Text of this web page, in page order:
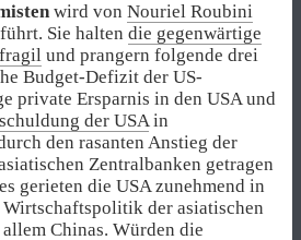
wird von Nouriel Roubini
Sie halten die gegenwärtige
und prangern folgende drei
Budget-Defizit der US-
private Ersparnis in den USA und
der USAin
den rasanten Anstieg der
Zentralbanken getragen
gerieten die USA zunehmend in
der asiatischen
Chinas. Würden die